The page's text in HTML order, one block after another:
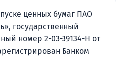
ценных бумаг ПАО
государственный
номер 2-03-39134-Н от
Банком